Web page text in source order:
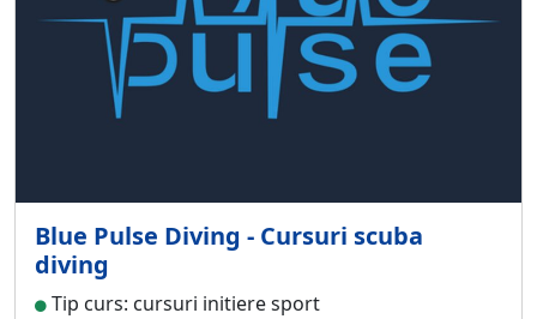
Blue Pulse Diving - Cursuri scuba
diving
Tip curs: cursuri initiere sport